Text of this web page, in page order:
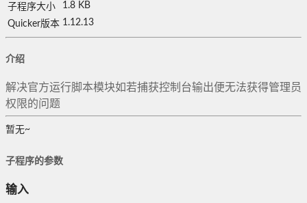
子程序大小
1.8 KB
Quicker版本 1.12.13
介绍
解决官方运行脚本模块如若捕获控制台输出便无法获得管理员
权限的问题
暂无~
子程序的参数
输入